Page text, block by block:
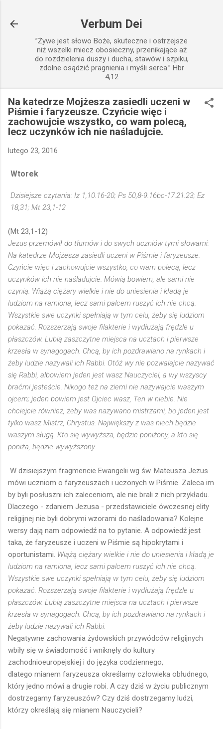
Verbum Dei
”Żywe jest słowo Boże, skuteczne i ostrzejsze
niż wszelki miecz obosieczny, przenikające aż
do rozdzielenia duszy i ducha, stawów i szpiku,
zdolne osądzić pragnienia i myśli serca.” Hbr
4,12
Na katedrze Mojżesza zasiedli uczeni w
Piśmie i faryzeusze. Czyńcie więc i
zachowujcie wszystko, co wam polecą,
lecz uczynków ich nie naśladujcie.
lutego 23, 2016
Wtorek
Dzisiejsze czytania: Iz 1,10.16-20; Ps 50,8-9.16bc-17.21.23; Ez
18,31; Mt 23,1-12
(Mt 23,1-12)
Jezus przemówił do tłumów i do swych uczniów tymi słowami:
Na katedrze Mojżesza zasiedli uczeni w Piśmie i faryzeusze.
Czyńcie więc i zachowujcie wszystko, co wam polecą, lecz
uczynków ich nie naśladujcie. Mówią bowiem, ale sami nie
czynią. Wiążą ciężary wielkie i nie do uniesienia i kładą je
ludziom na ramiona, lecz sami palcem ruszyć ich nie chcą.
Wszystkie swe uczynki spełniają w tym celu, żeby się ludziom
pokazać. Rozszerzają swoje filakterie i wydłużają frędzle u
płaszczów. Lubią zaszczytne miejsca na ucztach i pierwsze
krzesła w synagogach. Chcą, by ich pozdrawiano na rynkach i
żeby ludzie nazywali ich Rabbi. Otóż wy nie pozwalajcie nazywać
się Rabbi, albowiem jeden jest wasz Nauczyciel, a wy wszyscy
braćmi jesteście. Nikogo też na ziemi nie nazywajcie waszym
ojcem; jeden bowiem jest Ojciec wasz, Ten w niebie. Nie
chciejcie również, żeby was nazywano mistrzami, bo jeden jest
tylko wasz Mistrz, Chrystus. Największy z was niech będzie
waszym sługą. Kto się wywyższa, będzie poniżony, a kto się
poniża, będzie wywyższony.
W dzisiejszym fragmencie Ewangelii wg św. Mateusza Jezus
mówi uczniom o faryzeuszach i uczonych w Piśmie. Zaleca im
by byli posłuszni ich zaleceniom, ale nie brali z nich przykładu.
Dlaczego - zdaniem Jezusa - przedstawiciele ówczesnej elity
religijnej nie byli dobrymi wzorami do naśladowania? Kolejne
wersy dają nam odpowiedź na to pytanie. A odpowiedź jest
taka, że faryzeusze i uczeni w Piśmie są hipokrytami i
oportunistami. Wiążą ciężary wielkie i nie do uniesienia i kładą je
ludziom na ramiona, lecz sami palcem ruszyć ich nie chcą.
Wszystkie swe uczynki spełniają w tym celu, żeby się ludziom
pokazać. Rozszerzają swoje filakterie i wydłużają frędzle u
płaszczów. Lubią zaszczytne miejsca na ucztach i pierwsze
krzesła w synagogach. Chcą, by ich pozdrawiano na rynkach i
żeby ludzie nazywali ich Rabbi.
Negatywne zachowania żydowskich przywódców religijnych
wbiły się w świadomość i wniknęły do kultury
zachodnioeuropejskiej i do języka codziennego,
dlatego mianem faryzeusza określamy człowieka obłudnego,
który jedno mówi a drugie robi. A czy dziś w życiu publicznym
dostrzegamy faryzeuszów? Czy dziś dostrzegamy ludzi,
którzy określają się mianem Nauczycieli?